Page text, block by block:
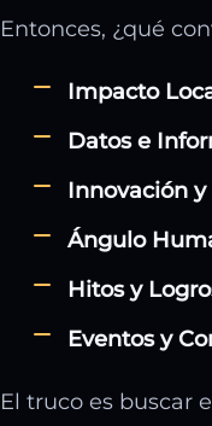
Entonces, ¿qué
Impacto
Datos e
Innovación
Ángulo
Hitos y
Eventos y
El truco es buscar